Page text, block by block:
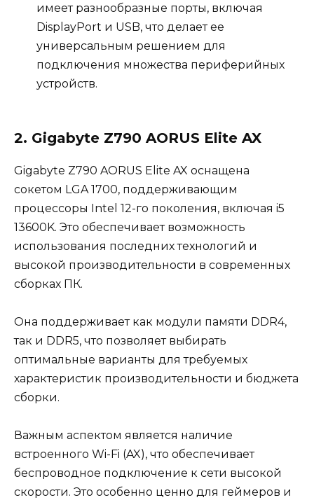
имеет разнообразные порты, включая
DisplayPort и USB, что делает ее
универсальным решением для
подключения множества периферийных
устройств.
2. Gigabyte Z790 AORUS Elite AX
Gigabyte Z790 AORUS Elite AX оснащена
сокетом LGA 1700, поддерживающим
процессоры Intel 12-го поколения, включая i5
13600K. Это обеспечивает возможность
использования последних технологий и
высокой производительности в современных
сборках ПК.
Она поддерживает как модули памяти DDR4,
так и DDR5, что позволяет выбирать
оптимальные варианты для требуемых
характеристик производительности и бюджета
сборки.
Важным аспектом является наличие
встроенного Wi-Fi (AX), что обеспечивает
беспроводное подключение к сети высокой
скорости. Это особенно ценно для геймеров и